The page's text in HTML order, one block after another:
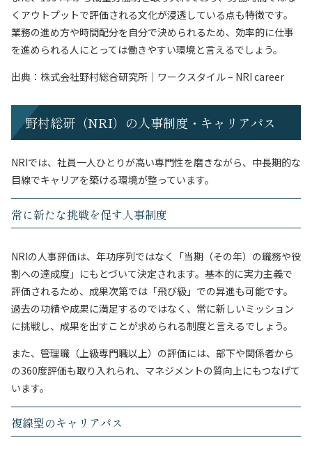
くアウトプットで評価される文化が浸透している点も特徴です。
業務の進め方や時間配分を自分で決められるため、効率的に仕事
を進められる人にとっては働きやすい環境と言えるでしょう。
出典： 株式会社野村総合研究所｜ワークスタイル – NRI career
野村総研（NRI）の人事制度・キャリアパス
NRIでは、社員一人ひとりが高い専門性を磨きながら、中長期的な
目線でキャリアを築ける環境が整っています。
常に新たな挑戦を促す人事制度
NRIの人事評価は、年功序列ではなく「当期（その年）の職務や役
割への達成度」にもとづいて決定されます。基本的に実力主義で
評価されるため、成果次第では「飛び級」での昇進も可能です。
過去の功績や成果に満足するのではなく、常に新しいミッション
に挑戦し、成果を出すことが求められる制度と言えるでしょう。
また、管理職（上級専門職以上）の評価には、部下や関係者から
の360度評価も取り入れられ、マネジメントの質向上にもつなげて
います。
複線型のキャリアパス